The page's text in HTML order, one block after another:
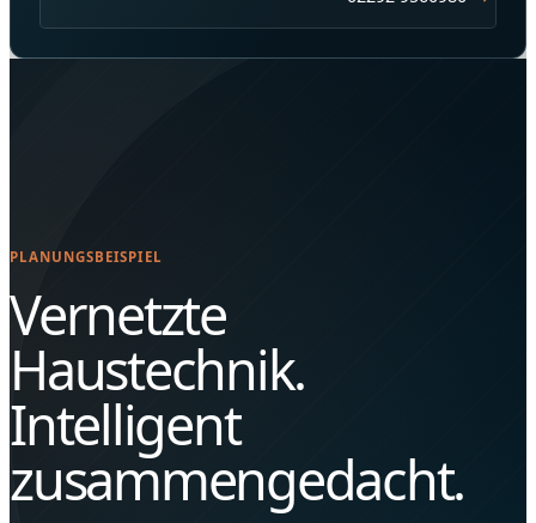
PLANUNGSBEISPIEL
Vernetzte
Haustechnik.
Intelligent
zusammengedacht.